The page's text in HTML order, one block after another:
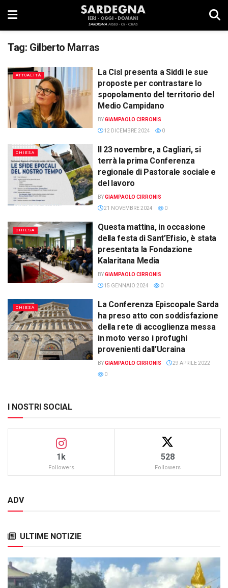
Tag: Gilberto Marras
ATTUALITÀ
La Cisl presenta a Siddi le sue
proposte per contrastare lo
spopolamento del territorio del
Medio Campidano
BYGIAMPAOLO CIRRONIS
12 DICEMBRE 2024
0
CHIESA
Il 23 novembre, a Cagliari, si
terrà la prima Conferenza
regionale di Pastorale sociale e
del lavoro
BYGIAMPAOLO CIRRONIS
21 NOVEMBRE 2024
0
CHIESA
Questa mattina, in occasione
della festa di Sant’Efisio, è stata
presentata la Fondazione
Kalaritana Media
BYGIAMPAOLO CIRRONIS
15 GENNAIO 2024
0
CHIESA
La Conferenza Episcopale Sarda
ha preso atto con soddisfazione
della rete di accoglienza messa
in moto verso i profughi
provenienti dall’Ucraina
BYGIAMPAOLO CIRRONIS
29 APRILE 2022
0
I NOSTRI SOCIAL
1k
Followers
528
Followers
ADV
ULTIME NOTIZIE